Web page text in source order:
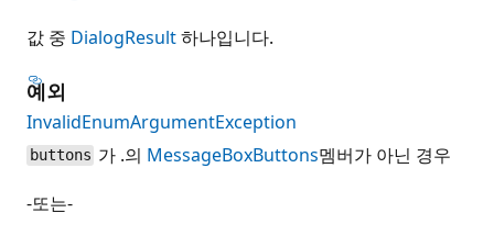
값 중 DialogResult하나입니다.
예외
InvalidEnumArgumentException
buttons 가 .의 MessageBoxButtons멤버가 아닌 경우
-또는-